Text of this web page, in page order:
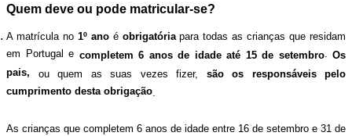
Quem deve ou pode matricular-se?
A matrícula no 1º anoé obrigatóriapara todas as crianças que residam
em Portugal e completem 6 anos de idade até 15 de setembro. Os
pais, ou quem as suas vezes fizer, são os responsáveis pelo
cumprimento desta obrigação
As crianças que completem 6 anos de idade entre 16 de setembro e 31 de